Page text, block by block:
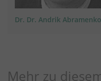
Dr. Dr. Andrik Abramenko
Mehr zu